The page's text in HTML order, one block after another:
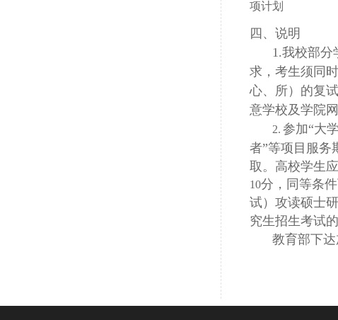
项计划
四、说明
1.我校部分
求，考生须同
心、所）的复
意学校及学院
2. 参加“大
者”等项目服务
取。高校学生
10分，同等条
试）攻读硕士
究生招生考试
教育部下